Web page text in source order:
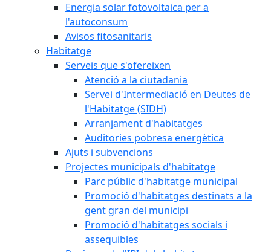
Energia solar fotovoltaica per a
l'autoconsum
Avisos fitosanitaris
Habitatge
Serveis que s'ofereixen
Atenció a la ciutadania
Servei d'Intermediació en Deutes de
l'Habitatge (SIDH)
Arranjament d'habitatges
Auditories pobresa energètica
Ajuts i subvencions
Projectes municipals d'habitatge
Parc públic d'habitatge municipal
Promoció d'habitatges destinats a la
gent gran del municipi
Promoció d'habitatges socials i
assequibles